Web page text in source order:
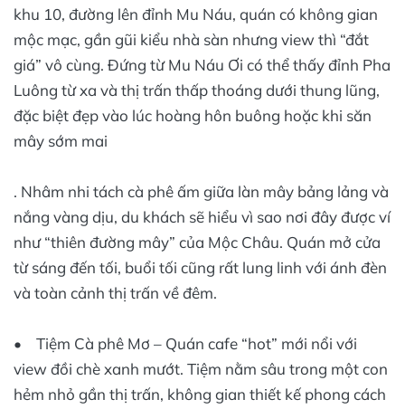
khu 10, đường lên đỉnh Mu Náu, quán có không gian
mộc mạc, gần gũi kiểu nhà sàn nhưng view thì “đắt
giá” vô cùng. Đứng từ Mu Náu Ơi có thể thấy đỉnh Pha
Luông từ xa và thị trấn thấp thoáng dưới thung lũng,
đặc biệt đẹp vào lúc hoàng hôn buông hoặc khi săn
mây sớm mai
. Nhâm nhi tách cà phê ấm giữa làn mây bảng lảng và
nắng vàng dịu, du khách sẽ hiểu vì sao nơi đây được ví
như “thiên đường mây” của Mộc Châu. Quán mở cửa
từ sáng đến tối, buổi tối cũng rất lung linh với ánh đèn
và toàn cảnh thị trấn về đêm.
• Tiệm Cà phê Mơ – Quán cafe “hot” mới nổi với
view đồi chè xanh mướt. Tiệm nằm sâu trong một con
hẻm nhỏ gần thị trấn, không gian thiết kế phong cách